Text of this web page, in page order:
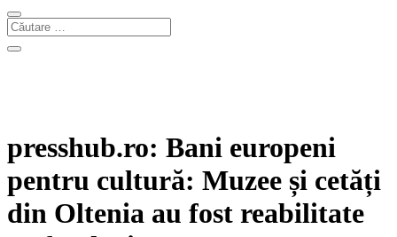
presshub.ro: Bani europeni
pentru cultură: Muzee și cetăți
din Oltenia au fost reabilitate